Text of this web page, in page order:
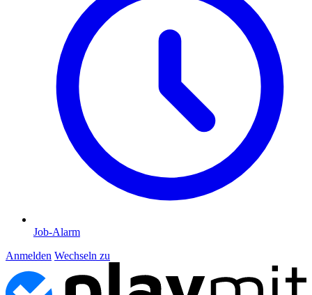
Job-Alarm
Anmelden Wechseln zu